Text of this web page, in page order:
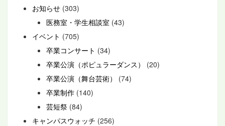
お知らせ (303)
医務室・学生相談室 (43)
イベント (705)
卒業コンサート (34)
卒業公演（ポピュラーダンス）
(20)
卒業公演（舞台芸術）
(74)
卒業制作 (140)
芸短祭 (84)
キャンパスウォッチ (256)